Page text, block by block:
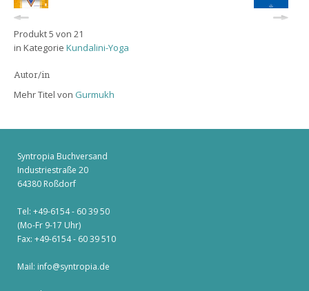
Produkt 5 von 21
in Kategorie Kundalini-Yoga
Autor/in
Mehr Titel von Gurmukh
Syntropia Buchversand
Industriestraße 20
64380 Roßdorf
Tel: +49-6154 - 60 39 50
(Mo-Fr 9-17 Uhr)
Fax: +49-6154 - 60 39 510
Mail: info@syntropia.de